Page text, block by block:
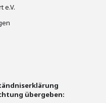
e.V.
übergeben: